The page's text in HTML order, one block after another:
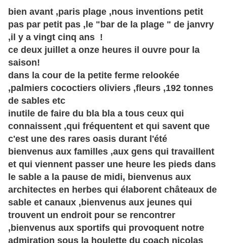
bien avant ,paris plage ,nous inventions petit
pas par petit pas ,le "bar de la plage " de janvry
,il y a vingt cinq ans !
ce deux juillet a onze heures il ouvre pour la
saison!
dans la cour de la petite ferme relookée
,palmiers cococtiers oliviers ,fleurs ,192 tonnes
de sables etc
inutile de faire du bla bla a tous ceux qui
connaissent ,qui fréquentent et qui savent que
c'est une des rares oasis durant l'été
bienvenus aux familles ,aux gens qui travaillent
et qui viennent passer une heure les pieds dans
le sable a la pause de midi, bienvenus aux
architectes en herbes qui élaborent châteaux de
sable et canaux ,bienvenus aux jeunes qui
trouvent un endroit pour se rencontrer
,bienvenus aux sportifs qui provoquent notre
admiration sous la houlette du coach nicolas